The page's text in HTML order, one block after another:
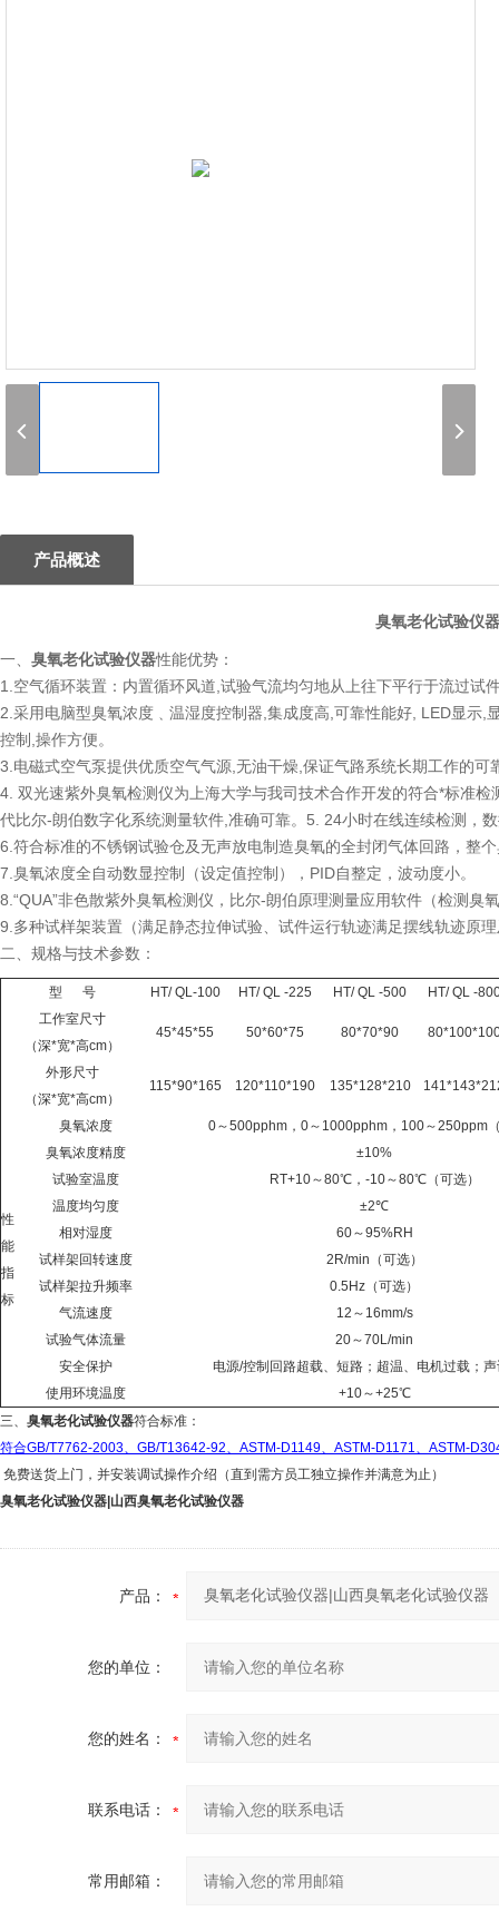
产品概述
臭氧老化试验仪
一、 臭氧老化试验仪器性能优势：
1.空气循环装置：内置循环风道 ,试验气流均匀地从上往下平行于流过试
2.采用电脑型臭氧浓度﹑温湿度控制器 ,集成度高,可靠性能好, LED显示
控制,操作方便。
3.电磁式空气泵提供优质空气气源 ,无油干燥,保证气路系统长期工作的可
4. 双光速紫外臭氧检测仪为上海大学与我司技术合作开发的符合*标准检
代比尔-朗伯数字化系统测量软件,准确可靠。 5. 24小时在线连续检测，
6.符合标准的不锈钢试验仓及无声放电制造臭氧的全封闭气体回路，整
7.臭氧浓度全自动数显控制（设定值控制）， PID自整定，波动度小。
8.“QUA”非色散紫外臭氧检测仪，比尔-朗伯原理测量应用软件（检测
9.多种试样架装置（满足静态拉伸试验、试件运行轨迹满足摆线轨迹原
二、规格与技术参数：
型 号 HT/ QL-100 HT/ QL -225 HT/ QL -500
HT/ QL -
工作室尺寸
（深*宽*高cm）
45*45*55 50*60*75 80*70*90
外形尺寸
（深*宽*高cm）
115*90*165 120*110*190 135*128*210
性
能
指
标
臭氧浓度 0～500pphm，0～1000pphm，100～250ppm
臭氧浓度精度
±10%
试验室温度
RT+10～80℃，-10～80℃（可选）
温度均匀度
±2℃
相对湿度
60～95%RH
试样架回转速度
2R/min（可选）
试样架拉升频率
0.5Hz（可选）
气流速度
12～ 16mm/s
试验气体流量
20～70L/min
安全保护
电源/控制回路超载、短路；超温、电机过载；
使用环境温度
+10～+25℃
三、 臭氧老化试验仪器符合标准：
符合GB/T7762-2003、GB/T13642-92、ASTM-D1149、ASTM-D1171、ASTM-
免费送货上门，并安装调试操作介绍（直到需方员工独立操作并满意为止）
臭氧老化试验仪器|山西臭氧老化试验仪器
产品：
您的单位：
您的姓名：
联系电话：
常用邮箱：